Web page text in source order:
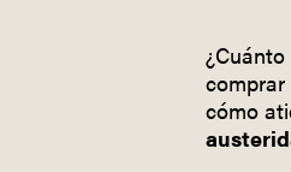
comprar
cómo